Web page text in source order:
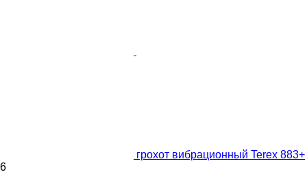
грохот вибрационный Terex 883+
6